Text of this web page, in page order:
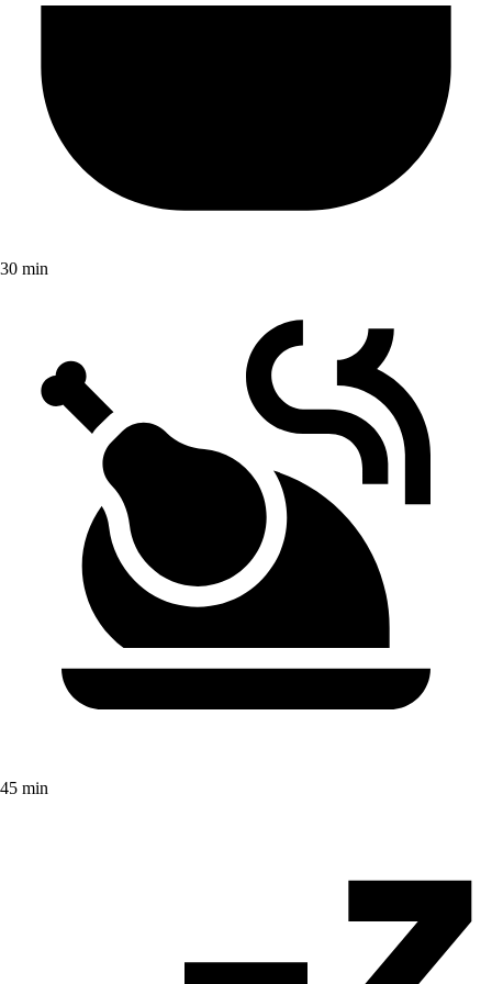
30 min
45 min